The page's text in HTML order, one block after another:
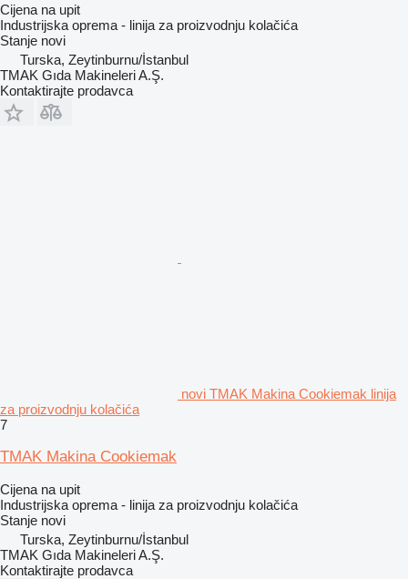
Cijena na upit
Industrijska oprema - linija za proizvodnju kolačića
Stanje novi
Turska, Zeytinburnu/İstanbul
TMAK Gıda Makineleri A.Ş.
Kontaktirajte prodavca
novi TMAK Makina Cookiemak linija
za proizvodnju kolačića
7
TMAK Makina Cookiemak
Cijena na upit
Industrijska oprema - linija za proizvodnju kolačića
Stanje novi
Turska, Zeytinburnu/İstanbul
TMAK Gıda Makineleri A.Ş.
Kontaktirajte prodavca